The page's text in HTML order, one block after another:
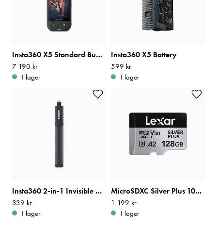
Insta360 X5 Standard Bundle
Pris:7 190 kr
7 190 kr
I lager
Insta360 X5 Battery
Pris: 599 kr
599 kr
I lager
Insta360 2-in-1 Invisible Selfie Stick + Tripod
Pris: 339 kr
339 kr
I lager
MicroSDXC Silver Plus 1066x R205/W100 128GB
Pris:1 199 kr
1 199 kr
I lager